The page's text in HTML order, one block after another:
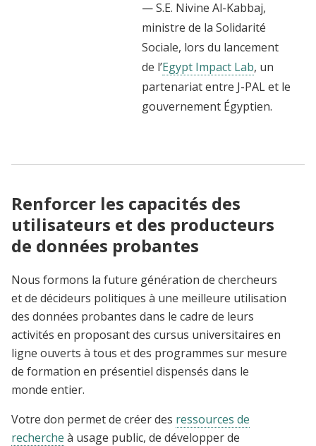
— S.E. Nivine Al-Kabbaj,
ministre de la Solidarité
Sociale, lors du lancement
de l’Egypt Impact Lab, un
partenariat entre J-PAL et le
gouvernement Égyptien.
Renforcer les capacités des
utilisateurs et des producteurs
de données probantes
Nous formons la future génération de chercheurs
et de décideurs politiques à une meilleure utilisation
des données probantes dans le cadre de leurs
activités en proposant des cursus universitaires en
ligne ouverts à tous et des programmes sur mesure
de formation en présentiel dispensés dans le
monde entier.
Votre don permet de créer des ressources de
recherche à usage public, de développer de